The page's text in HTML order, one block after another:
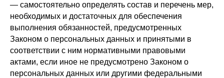
— самостоятельно определять состав и перечень мер,
необходимых и достаточных для обеспечения
выполнения обязанностей, предусмотренных
Законом о персональных данных и принятыми в
соответствии с ним нормативными правовыми
актами, если иное не предусмотрено Законом о
персональных данных или другими федеральными